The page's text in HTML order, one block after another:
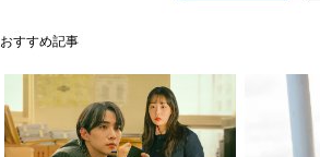
おすすめ記事